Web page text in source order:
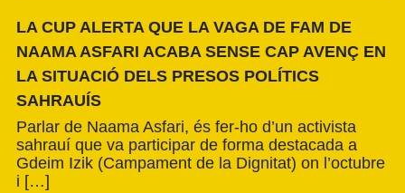
LA CUP ALERTA QUE LA VAGA DE FAM DE
NAAMA ASFARI ACABA SENSE CAP AVENÇ EN
LA SITUACIÓ DELS PRESOS POLÍTICS
SAHRAUÍS
Parlar de Naama Asfari, és fer-ho d’un activista
sahrauí que va participar de forma destacada a
Gdeim Izik (Campament de la Dignitat) on l’octubre
i […]